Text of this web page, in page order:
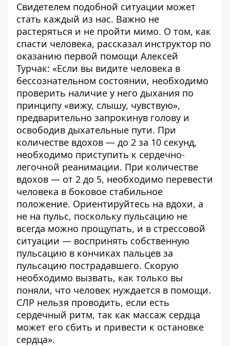
Свидетелем подобной ситуации может
стать каждый из нас. Важно не
растеряться и не пройти мимо. О том, как
спасти человека, рассказал инструктор по
оказанию первой помощи Алексей
Турчак: «Если вы видите человека в
бессознательном состоянии, необходимо
проверить наличие у него дыхания по
принципу «вижу, слышу, чувствую»,
предварительно запрокинув голову и
освободив дыхательные пути. При
количестве вдохов — до 2 за 10 секунд,
необходимо приступить к сердечно-
легочной реанимации. При количестве
вдохов — от 2 до 5, необходимо перевести
человека в боковое стабильное
положение. Ориентируйтесь на вдохи, а
не на пульс, поскольку пульсацию не
всегда можно прощупать, и в стрессовой
ситуации — воспринять собственную
пульсацию в кончиках пальцев за
пульсацию пострадавшего. Скорую
необходимо вызвать, как только вы
поняли, что человек нуждается в помощи.
СЛР нельзя проводить, если есть
сердечный ритм, так как массаж сердца
может его сбить и привести к остановке
сердца».